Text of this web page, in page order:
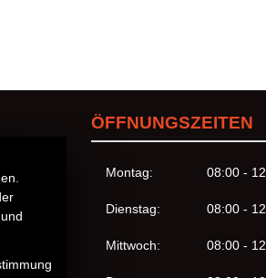
ÖFFNUNGSZEITEN
Montag:
08:00 -
Dienstag:
08:00 -
Mittwoch:
08:00 -